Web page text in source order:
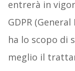
entrerà in
GDPR
ha lo scopo di
meglio il